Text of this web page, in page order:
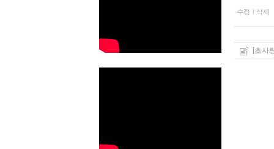
수정 삭제
[초사